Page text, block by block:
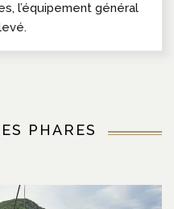
l’équipement général
PHARES